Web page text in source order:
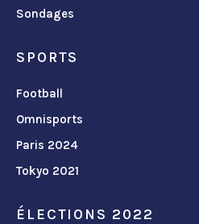
Sondages
SPORTS
Football
Omnisports
Paris 2024
Tokyo 2021
ÉLECTIONS 2022